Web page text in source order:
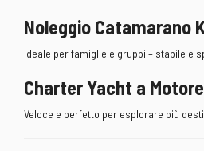
Noleggio Catamarano
Ideale per famiglie e gruppi – stabile e
Charter Yacht a
Veloce e perfetto per esplorare più